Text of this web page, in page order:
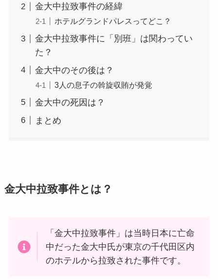
金大中拉致事件の経緯
ホテルグランドパレスってどこ？
金大中拉致事件に「別班」は関わってい
た？
金大中のその後は？
3人の息子の斡旋収賄が発覚
金大中の死因は？
まとめ
金大中拉致事件とは？
「金大中拉致事件」は当時日本に亡命
中だった金大中氏が東京の千代田区内
のホテルから拉致された事件です。